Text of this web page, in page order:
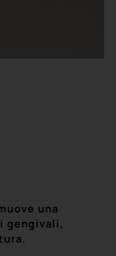
una
gengivali,